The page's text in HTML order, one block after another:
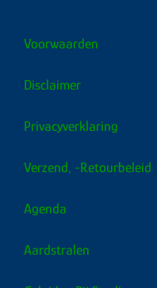
Voorwaarden
Disclaimer
Privacyverklaring
Verzend, -retourbeleid
Agenda
Aardstralen